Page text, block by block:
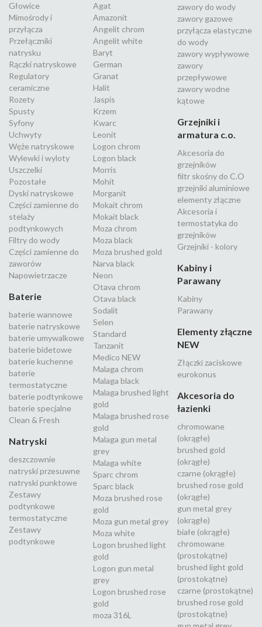
Głowice
Mimośrody i
przyłącza
Przełączniki
natrysku
Rączki natryskowe
Regulatory
ceramiczne
Rozety
Spusty
Syfony
Uchwyty
Węże natryskowe
Wylewki i wyloty
Uszczelki
Pozostałe
Dyski natryskowe
Części zamienne do
stelaży
podtynkowych
Filtry do wody
Części zamienne do
zaworów
Napowietrzacze
Baterie
baterie wannowe
baterie natryskowe
baterie umywalkowe
baterie bidetowe
baterie kuchenne
baterie
termostatyczne
baterie podtynkowe
baterie specjalne
Clean & Fresh
Natryski
deszczownie
natryski przesuwne
natryski punktowe
Zestawy
podtynkowe
termostatyczne
Zestawy
podtynkowe
Agat
Amazonit
Angelit chrom
Angelit white
Baryt
German
Granat
Halit
Jaspis
Krzem
Kwarc
Leonit
Logon chrom
Logon black
Morris
Mohit
Morganit
Mokait chrom
Mokait black
Moza chrom
Moza black
Moza brushed gold
Narva black
Neon
Otava chrom
Otava black
Sodalit
Selen
Standard
Tanzanit
Medico NEW
Malaga chrom
Malaga black
Malaga brushed light
gold
Malaga brushed rose
gold
Malaga gun metal
grey
Malaga white
Sparc chrom
Sparc black
Moza brushed rose
gold
Moza gun metal grey
Moza white
Logon brushed light
gold
Logon gun metal
grey
Logon brushed rose
gold
moza 316L
zawory do wody
zawory gazowe
przyłącza elastyczne
do wody
zawory wypływowe
zawory
przepływowe
zawory wodne
kątowe
Grzejniki i
armatura c.o.
Akcesoria do
grzejników
filtr skośny do C.O
grzejniki aluminiowe
elementy złączne
Akcesoria i
termostatyka do
grzejników
Grzejniki - kolory
Kabiny i
Parawany
Kabiny
Parawany
Elementy złączne
NEW
Złączki zaciskowe
eurokonus
Akcesoria do
łazienki
chromowane
(okrągłe)
brushed gold
(okrągłe)
czarne (okrągłe)
brushed rose gold
(okrągłe)
gun metal grey
(okrągłe)
białe (okrągłe)
chromowane
(prostokątne)
brushed light gold
(prostokątne)
czarne (prostokątne)
brushed rose gold
(prostokątne)